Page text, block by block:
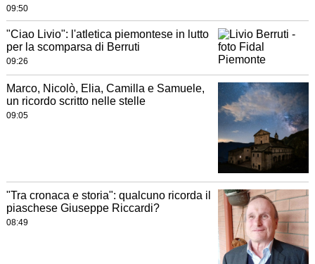
09:50
"Ciao Livio": l'atletica piemontese in lutto
per la scomparsa di Berruti
09:26
Marco, Nicolò, Elia, Camilla e Samuele,
un ricordo scritto nelle stelle
09:05
"Tra cronaca e storia": qualcuno ricorda il
piaschese Giuseppe Riccardi?
08:49